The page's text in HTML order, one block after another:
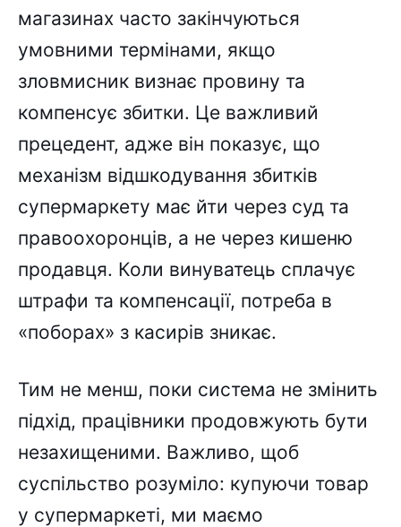
магазинах часто закінчуються
умовними термінами, якщо
зловмисник визнає провину та
компенсує збитки. Це важливий
прецедент, адже він показує, що
механізм відшкодування збитків
супермаркету має йти через суд та
правоохоронців, а не через кишеню
продавця. Коли винуватець сплачує
штрафи та компенсації, потреба в
«поборах» з касирів зникає.
Тим не менш, поки система не змінить
підхід, працівники продовжують бути
незахищеними. Важливо, щоб
суспільство розуміло: купуючи товар
у супермаркеті, ми маємо